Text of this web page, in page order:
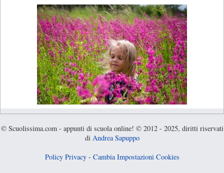
© Scuolissima.com - appunti di scuola online! © 2012 - 2025, diritti riservati
di Andrea Sapuppo
Policy Privacy- Cambia Impostazioni Cookies